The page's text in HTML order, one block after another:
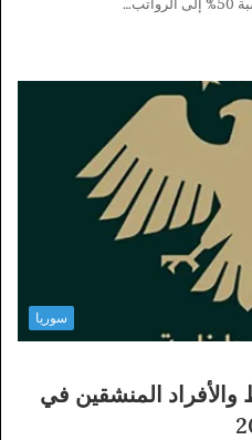
سوريا
المنشقين في